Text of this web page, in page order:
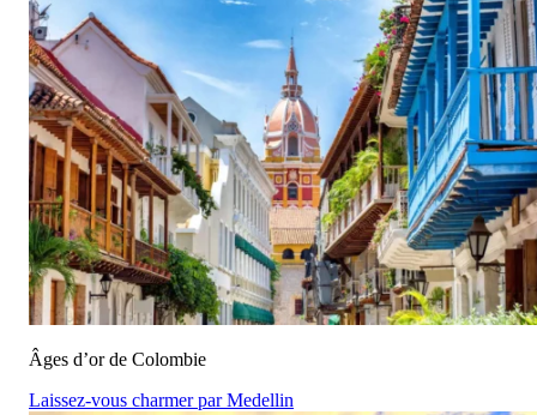
Âges d’or de Colombie
Laissez-vous charmer par Medellin